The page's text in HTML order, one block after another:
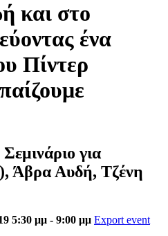
και στο
ένα
Πίντερ
για
Άβρα Αυδή, Τζένη
5:30 μμ - 9:00 μμ Export event